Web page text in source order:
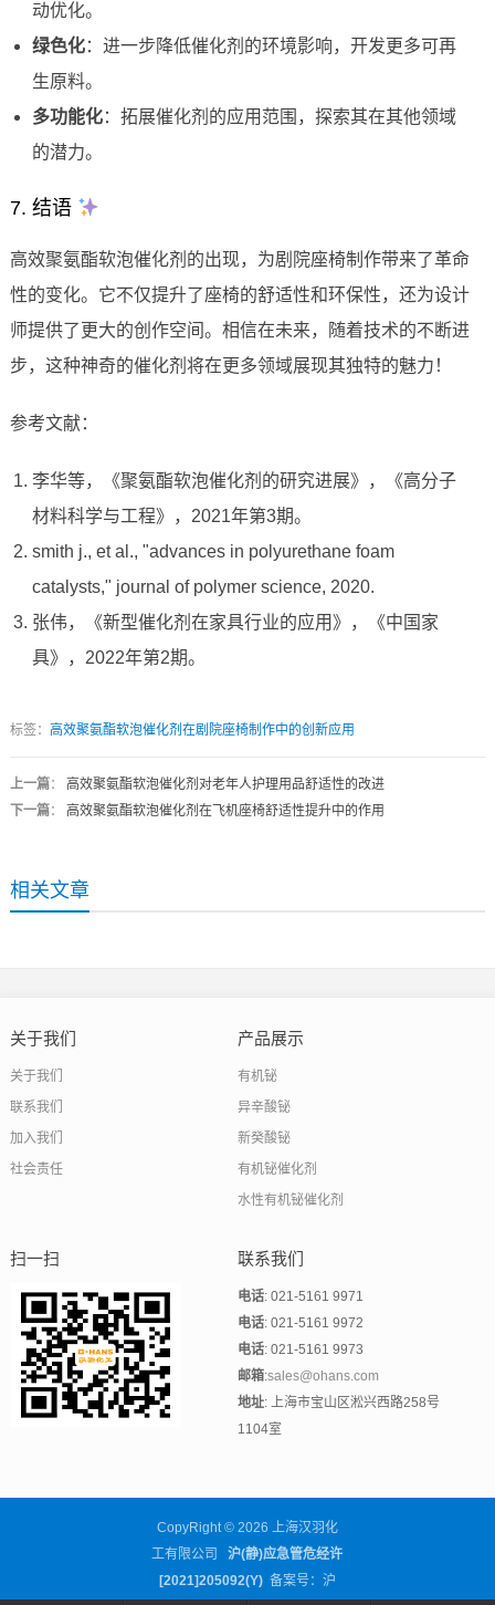
动优化。
绿色化：进一步降低催化剂的环境影响，开发更多可再
生原料。
多功能化：拓展催化剂的应用范围，探索其在其他领域
的潜力。
7. 结语
高效聚氨酯软泡催化剂的出现，为剧院座椅制作带来了革命
性的变化。它不仅提升了座椅的舒适性和环保性，还为设计
师提供了更大的创作空间。相信在未来，随着技术的不断进
步，这种神奇的催化剂将在更多领域展现其独特的魅力！
参考文献：
李华等，《聚氨酯软泡催化剂的研究进展》，《高分子
材料科学与工程》，2021年第3期。
smith j., et al., "advances in polyurethane foam
catalysts," journal of polymer science, 2020.
张伟，《新型催化剂在家具行业的应用》，《中国家
具》，2022年第2期。
标签： 高效聚氨酯软泡催化剂在剧院座椅制作中的创新应用
上一篇： 高效聚氨酯软泡催化剂对老年人护理用品舒适性的改进
下一篇： 高效聚氨酯软泡催化剂在飞机座椅舒适性提升中的作用
相关文章
关于我们
关于我们
联系我们
加入我们
社会责任
产品展示
有机铋
异辛酸铋
新癸酸铋
有机铋催化剂
水性有机铋催化剂
扫一扫 联系我们
电话: 021-5161 9971
电话: 021-5161 9972
电话: 021-5161 9973
邮箱:sales@ohans.com
地址: 上海市宝山区淞兴西路258号
1104室
CopyRight © 2026 上海汉羽化
工有限公司
沪(静)应急管危经许
[2021]205092(Y) 备案号：沪